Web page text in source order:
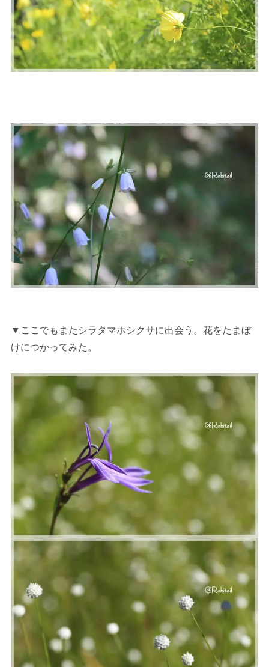
▼ここでもまたシラタマホシクサに出会う。花をたまぼ
けにつかってみた。